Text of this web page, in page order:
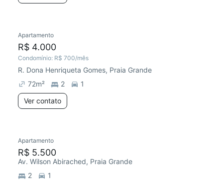
Apartamento
R$ 4.000
Condomínio: R$ 700/mês
R. Dona Henriqueta Gomes, Praia Grande
72m² 2
1
Ver contato
Apartamento
R$ 5.500
Av. Wilson Abirached, Praia Grande
2
1